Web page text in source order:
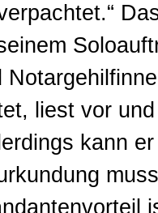
liest vor
kann